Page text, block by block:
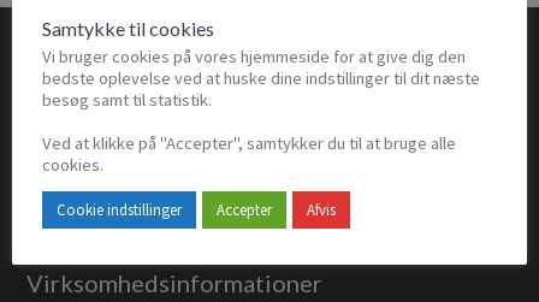
Footer
Lindevænget 4
2680 Solrød Strand
Telefon: (+45) 31 72 55 00
E-mail:Klik her
Virksomhedsinformationer
Samtykke til cookies
Vi bruger cookies på vores hjemmeside for at give dig den
bedste oplevelse ved at huske dine indstillinger til dit næste
besøg samt til statistik.
Ved at klikke på "Accepter", samtykker du til at bruge alle
cookies.
Cookie indstillinger Accepter Afvis